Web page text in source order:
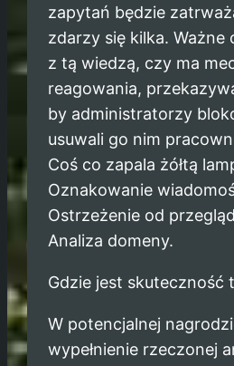
zapytań będzie
zdarzy się kilka. Ważne
z tą wiedzą, czy ma
reagowania,
by administratorzy
usuwali go nim
Coś co zapala żółtą
Oznakowanie
Ostrzeżenie od
Analiza domeny.
Gdzie jest skuteczność
W potencjalnej
wypełnienie rzeczonej